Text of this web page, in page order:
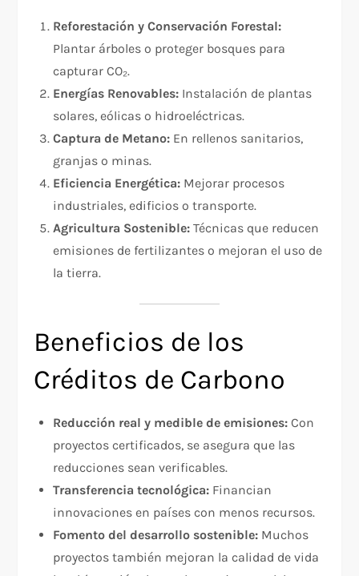
Reforestación y Conservación Forestal:
Plantar árboles o proteger bosques para
capturar CO₂.
Energías Renovables: Instalación de plantas
solares, eólicas o hidroeléctricas.
Captura de Metano: En rellenos sanitarios,
granjas o minas.
Eficiencia Energética: Mejorar procesos
industriales, edificios o transporte.
Agricultura Sostenible: Técnicas que reducen
emisiones de fertilizantes o mejoran el uso de
la tierra.
Beneficios de los
Créditos de Carbono
Reducción real y medible de emisiones: Con
proyectos certificados, se asegura que las
reducciones sean verificables.
Transferencia tecnológica: Financian
innovaciones en países con menos recursos.
Fomento del desarrollo sostenible: Muchos
proyectos también mejoran la calidad de vida